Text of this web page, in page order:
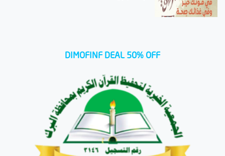
DIMOFINF DEAL 50% OFF